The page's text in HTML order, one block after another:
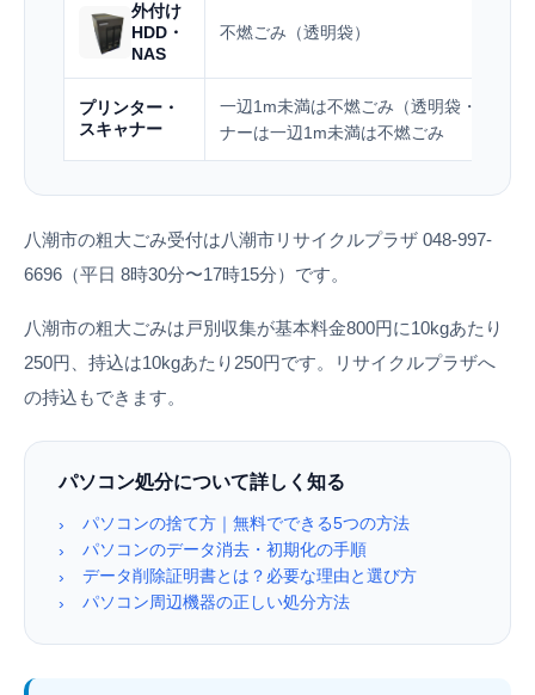
外付け
HDD・
NAS
不燃ごみ（透明袋）
プリンター・
スキャナー
一辺1m未満は不燃ごみ（透明袋・無料）
ナーは一辺1m未満は不燃ごみ
八潮市の粗大ごみ受付は八潮市リサイクルプラザ 048-997-
6696（平日 8時30分〜17時15分）です。
八潮市の粗大ごみは戸別収集が基本料金800円に10kgあたり
250円、持込は10kgあたり250円です。リサイクルプラザへ
の持込もできます。
パソコン処分について詳しく知る
›
パソコンの捨て方｜無料でできる5つの方法
›
パソコンのデータ消去・初期化の手順
›
データ削除証明書とは？必要な理由と選び方
›
パソコン周辺機器の正しい処分方法